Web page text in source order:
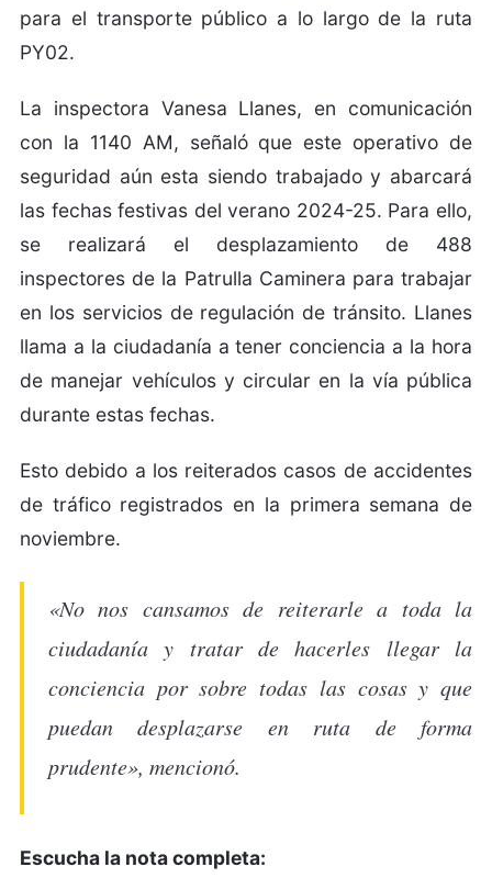
para el transporte público a lo largo de la ruta
PY02.
La inspectora Vanesa Llanes, en comunicación
con la 1140 AM, señaló que este operativo de
seguridad aún esta siendo trabajado y abarcará
las fechas festivas del verano 2024-25. Para ello,
se realizará el desplazamiento de 488
inspectores de la Patrulla Caminera para trabajar
en los servicios de regulación de tránsito. Llanes
llama a la ciudadanía a tener conciencia a la hora
de manejar vehículos y circular en la vía pública
durante estas fechas.
Esto debido a los reiterados casos de accidentes
de tráfico registrados en la primera semana de
noviembre.
«No nos cansamos de reiterarle a toda la
ciudadanía y tratar de hacerles llegar la
conciencia por sobre todas las cosas y que
puedan desplazarse en ruta de forma
prudente», mencionó.
Escucha la nota completa: